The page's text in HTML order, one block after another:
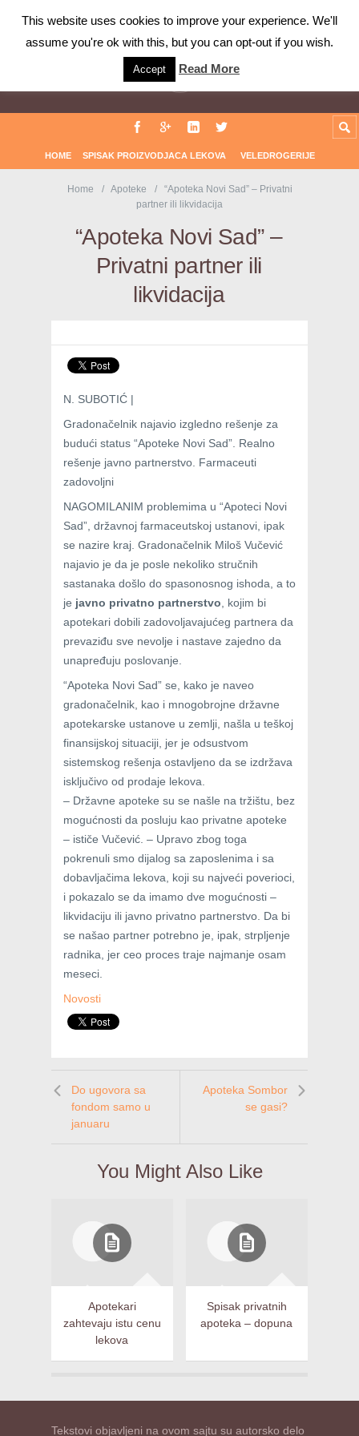
Farmaceuti.com
HOME SPISAK PROIZVODJACA LEKOVA VELEDROGERIJE
Home Apoteke
“Apoteka Novi Sad” – Privatni
partner ili likvidacija
“Apoteka Novi Sad” –
Privatni partner ili
likvidacija
N. SUBOTIĆ |
Gradonačelnik najavio izgledno rešenje za
budući status “Apoteke Novi Sad”. Realno
rešenje javno partnerstvo. Farmaceuti
zadovoljni
NAGOMILANIM problemima u “Apoteci Novi
Sad”, državnoj farmaceutskoj ustanovi, ipak
se nazire kraj. Gradonačelnik Miloš Vučević
najavio je da je posle nekoliko stručnih
sastanaka došlo do spasonosnog ishoda, a to
je javno privatno partnerstvo , kojim bi
apotekari dobili zadovoljavajućeg partnera da
prevaziđu sve nevolje i nastave zajedno da
unapređuju poslovanje.
“Apoteka Novi Sad” se, kako je naveo
gradonačelnik, kao i mnogobrojne državne
apotekarske ustanove u zemlji, našla u teškoj
finansijskoj situaciji, jer je odsustvom
sistemskog rešenja ostavljeno da se izdržava
isključivo od prodaje lekova.
– Državne apoteke su se našle na tržištu, bez
mogućnosti da posluju kao privatne apoteke
– ističe Vučević. – Upravo zbog toga
pokrenuli smo dijalog sa zaposlenima i sa
dobavljačima lekova, koji su najveći poverioci,
i pokazalo se da imamo dve mogućnosti –
likvidaciju ili javno privatno partnerstvo. Da bi
se našao partner potrebno je, ipak, strpljenje
radnika, jer ceo proces traje najmanje osam
meseci.
Novosti
Do ugovora sa
fondom samo u
januaru
Apoteka Sombor
se gasi?
You Might Also Like
Apotekari
zahtevaju istu cenu
lekova
Spisak privatnih
apoteka – dopuna
Tekstovi objavljeni na ovom sajtu su autorsko delo
This website uses cookies to improve your experience. We'll
assume you're ok with this, but you can opt-out if you wish.
Accept Read More